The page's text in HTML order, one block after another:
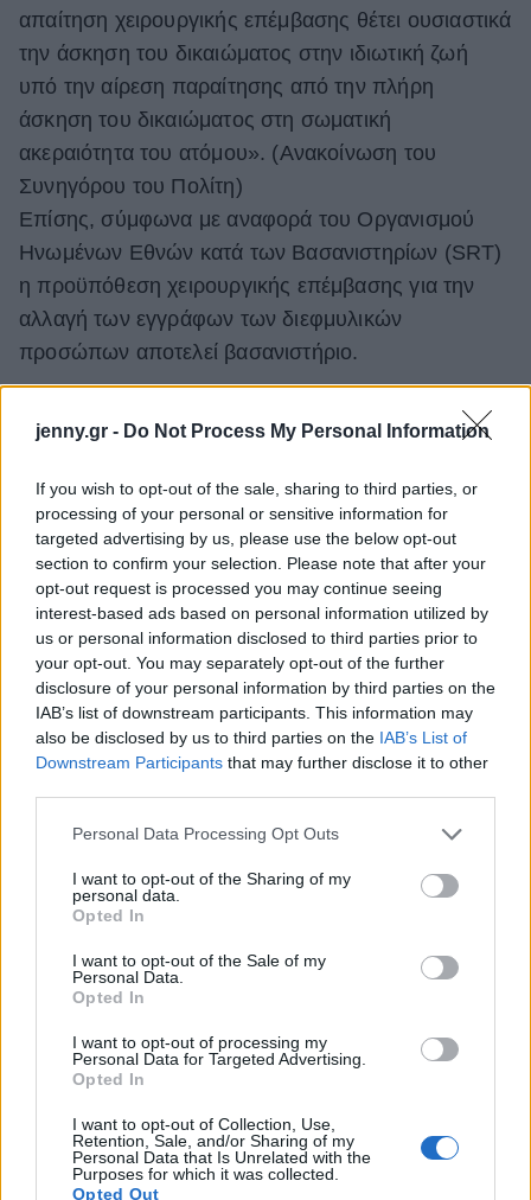
jenny.gr - Do Not Process My Personal Information
If you wish to opt-out of the sale, sharing to third parties, or
processing of your personal or sensitive information for
targeted advertising by us, please use the below opt-out
section to confirm your selection. Please note that after your
opt-out request is processed you may continue seeing
interest-based ads based on personal information utilized by
us or personal information disclosed to third parties prior to
your opt-out. You may separately opt-out of the further
disclosure of your personal information by third parties on the
IAB’s list of downstream participants. This information may
also be disclosed by us to third parties on the IAB’s List of
Downstream Participants that may further disclose it to other
Please note that this website/app uses one or more Google
not limited to your visit or usage behaviour. You may click to
grant or deny consent to Google and its third-party tags to
use your data for below specified purposes in below Google
consent section.
Personal Data Processing Opt Outs
I want to opt-out of the Sharing of my
personal data.
Opted In
I want to opt-out of the Sale of my
Personal Data.
Opted In
I want to opt-out of processing my
Personal Data for Targeted Advertising.
Opted In
I want to opt-out of Collection, Use,
Retention, Sale, and/or Sharing of my
Personal Data that Is Unrelated with the
Purposes for which it was collected.
Opted Out
απαίτηση χειρουργικής επέμβασης θέτει ουσιαστικά
την άσκηση του δικαιώματος στην ιδιωτική ζωή
υπό την αίρεση παραίτησης από την πλήρη
άσκηση του δικαιώματος στη σωματική
ακεραιότητα του ατόμου». (Ανακοίνωση του
Συνηγόρου του Πολίτη)
Επίσης, σύμφωνα με αναφορά του Οργανισμού
Ηνωμένων Εθνών κατά των Βασανιστηρίων (SRT)
η προϋπόθεση χειρουργικής επέμβασης για την
αλλαγή των εγγράφων των διεφμυλικών
προσώπων αποτελεί βασανιστήριο.
όποτε του καπνίσει;